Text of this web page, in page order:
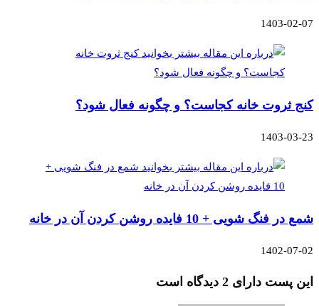
1403-02-07
کنج ثروت خانه کجاست؟ و چگونه فعال شود؟
1403-03-23
شمع در فنگ شویی + 10 فایده روشن کردن آن در خانه
1402-07-02
این پست دارای 2 دیدگاه است